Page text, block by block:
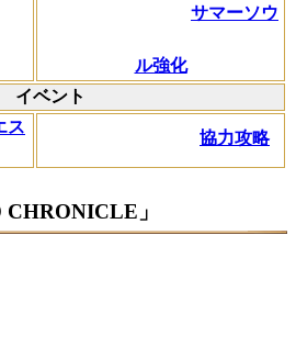
サマーソウ
ル強化
イベント
ス
協力攻略
」